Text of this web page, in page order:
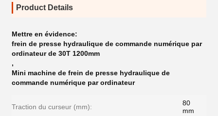
Product Details
Mettre en évidence:
frein de presse hydraulique de commande numérique par
ordinateur de 30T 1200mm
,
Mini machine de frein de presse hydraulique de
commande numérique par ordinateur
Traction du curseur (mm):
80
mm